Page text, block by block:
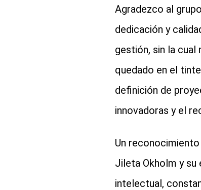
Agradezco al
dedicación y
gestión, sin la cual
quedado en el
definición de
innovadoras y el
Un
Jileta Okholm y su
intelectual,